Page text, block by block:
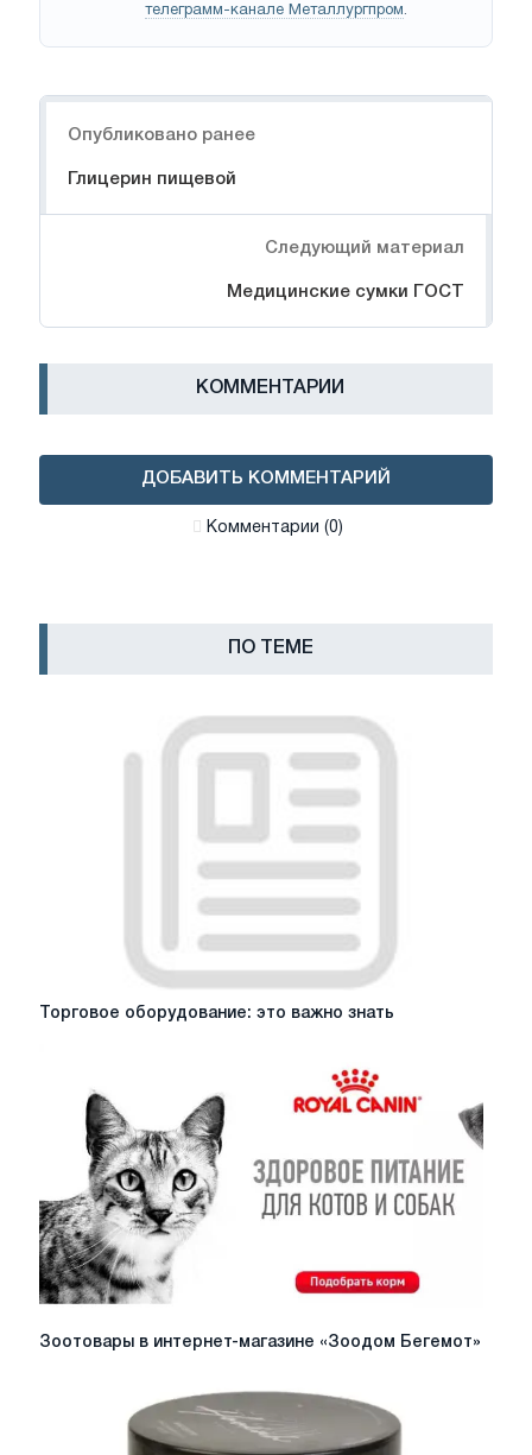
телеграмм-канале Металлургпром.
Опубликовано ранее
Глицерин пищевой
Следующий материал
Медицинские сумки ГОСТ
КОММЕНТАРИИ
ДОБАВИТЬ КОММЕНТАРИЙ
Комментарии (0)
ПО ТЕМЕ
Торговое
знать
Торговое оборудование: это важно знать
Зоотовары
Зоотовары в интернет-магазине «Зоодом Бегемот»